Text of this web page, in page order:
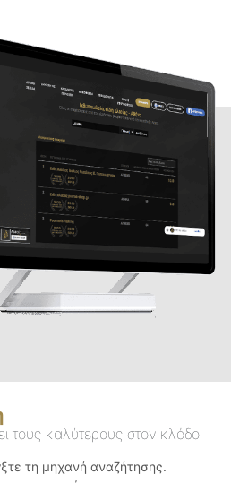
τους καλύτερους στον κλάδο
τη μηχανή αναζήτησης.